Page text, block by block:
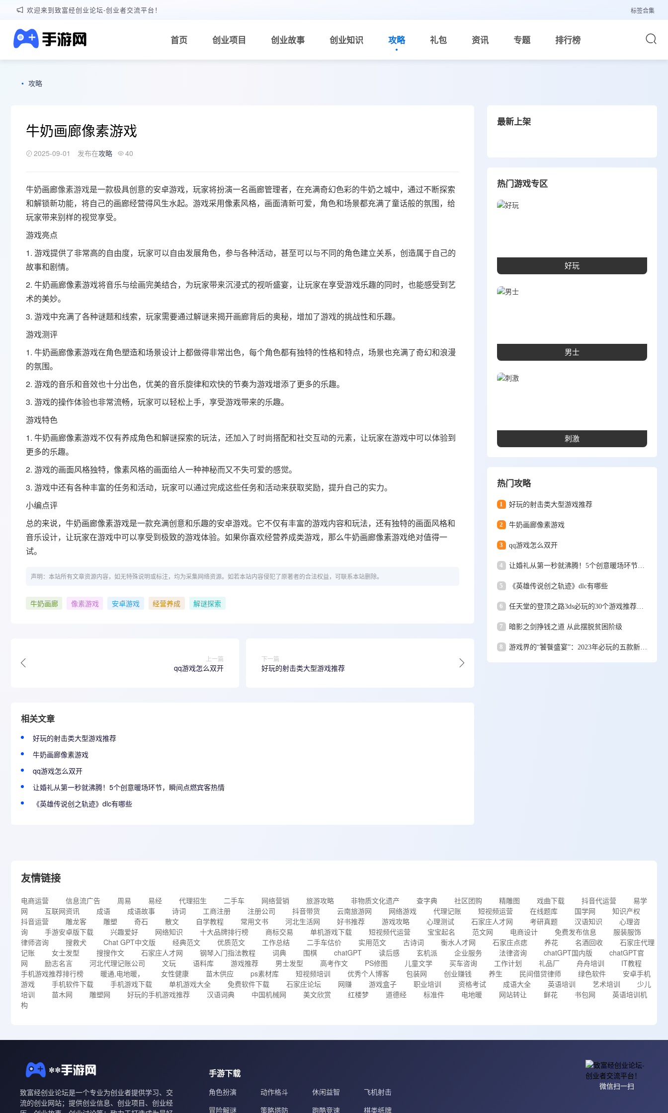
欢迎来到致富经创业论坛-创业者交流平台！ 标签合集
首页 创业项目 创业故事 创业知识 攻略 礼包 资讯 专题 排行榜
• 攻略
牛奶画廊像素游戏
2025-09-01 发布在攻略 40
牛奶画廊像素游戏是一款极具创意的安卓游戏，玩家将扮演一名画廊管理者，在充满奇幻色彩的牛奶之城中，通过不断探索
和解锁新功能，将自己的画廊经营得风生水起。游戏采用像素风格，画面清新可爱，角色和场景都充满了童话般的氛围，给
玩家带来别样的视觉享受。
游戏亮点
1. 游戏提供了非常高的自由度，玩家可以自由发展角色，参与各种活动，甚至可以与不同的角色建立关系，创造属于自己的
故事和剧情。
2. 牛奶画廊像素游戏将音乐与绘画完美结合，为玩家带来沉浸式的视听盛宴，让玩家在享受游戏乐趣的同时，也能感受到艺
术的美妙。
3. 游戏中充满了各种谜题和线索，玩家需要通过解谜来揭开画廊背后的奥秘，增加了游戏的挑战性和乐趣。
游戏测评
1. 牛奶画廊像素游戏在角色塑造和场景设计上都做得非常出色，每个角色都有独特的性格和特点，场景也充满了奇幻和浪漫
的氛围。
2. 游戏的音乐和音效也十分出色，优美的音乐旋律和欢快的节奏为游戏增添了更多的乐趣。
3. 游戏的操作体验也非常流畅，玩家可以轻松上手，享受游戏带来的乐趣。
游戏特色
1. 牛奶画廊像素游戏不仅有养成角色和解谜探索的玩法，还加入了时尚搭配和社交互动的元素，让玩家在游戏中可以体验到
更多的乐趣。
2. 游戏的画面风格独特，像素风格的画面给人一种神秘而又不失可爱的感觉。
3. 游戏中还有各种丰富的任务和活动，玩家可以通过完成这些任务和活动来获取奖励，提升自己的实力。
小编点评
总的来说，牛奶画廊像素游戏是一款充满创意和乐趣的安卓游戏。它不仅有丰富的游戏内容和玩法，还有独特的画面风格和
音乐设计，让玩家在游戏中可以享受到极致的游戏体验。如果你喜欢经营养成类游戏，那么牛奶画廊像素游戏绝对值得一
试。
声明：本站所有文章资源内容，如无特殊说明或标注，均为采集网络资源。如若本站内容侵犯了原著者的合法权益，可联系本站删除。
牛奶画廊 像素游戏 安卓游戏 经营养成 解谜探索
上一篇
qq游戏怎么双开
下一篇
好玩的射击类大型游戏推荐
相关文章
好玩的射击类大型游戏推荐
牛奶画廊像素游戏
qq游戏怎么双开
让婚礼从第一秒就沸腾！5个创意暖场环节，瞬间点燃宾客热情
《英雄传说创之轨迹》dlc有哪些
最新上架
热门游戏专区
好玩
男士
刺激
热门攻略
1 好玩的射击类大型游戏推荐
2 牛奶画廊像素游戏
3 qq游戏怎么双开
4 让婚礼从第一秒就沸腾！5个创意暖场环节，瞬间点燃宾客热情
5 《英雄传说创之轨迹》dlc有哪些
6 任天堂的登顶之路3ds必玩的30个游戏推荐（超过psp的转折点）
7 暗影之剑挣钱之道 从此摆脱贫困阶级
8 游戏界的“饕餮盛宴”：2023年必玩的五款新游大盘点！
友情链接
电商运营 信息流广告 周易 易经 代理招生 二手车 网络营销 旅游攻略 非物质文化遗产 查字典 社区团购 精雕图 戏曲下载 抖音代运营
易学
网
互联网资讯 成语 成语故事 诗词 工商注册 注册公司 抖音带货 云南旅游网 网络游戏 代理记账 短视频运营 在线题库 国学网
知识产权
抖音运营
雕龙客 雕塑 奇石 散文 自学教程 常用文书 河北生活网 好书推荐 游戏攻略 心理测试 石家庄人才网 考研真题 汉语知识
心理咨
询
手游安卓版下载 兴趣爱好 网络知识 十大品牌排行榜 商标交易 单机游戏下载 短视频代运营 宝宝起名 范文网 电商设计 免费发布信息
服装服饰
律师咨询
搜救犬 Chat GPT中文版 经典范文 优质范文 工作总结 二手车估价 实用范文 古诗词 衡水人才网 石家庄点痣 养花 名酒回收
石家庄代理
记账
女士发型 搜搜作文 石家庄人才网 钢琴入门指法教程 词典 围棋 chatGPT 读后感 玄机派 企业服务 法律咨询 chatGPT国内版
chatGPT官
网
励志名言 河北代理记账公司 文玩 语料库 游戏推荐 男士发型 高考作文 PS修图 儿童文学 买车咨询 工作计划 礼品厂 舟舟培训
IT教程
手机游戏推荐排行榜
暖通,电地暖， 女性健康 苗木供应 ps素材库 短视频培训 优秀个人博客 包装网 创业赚钱 养生 民间借贷律师 绿色软件
安卓手机
游戏
手机软件下载 手机游戏下载 单机游戏大全 免费软件下载 石家庄论坛 网赚 游戏盒子 职业培训 资格考试 成语大全 英语培训 艺术培训
少儿
培训
苗木网 雕塑网 好玩的手机游戏推荐 汉语词典 中国机械网 美文欣赏 红楼梦 道德经 标准件 电地暖 网站转让 鲜花 书包网
英语培训机
构
致富经创业论坛是一个专业为创业者提供学习、交
流的创业网站；提供创业信息、创业项目、创业经
手游下载
角色扮演 动作格斗 休闲益智
飞机射击
冒险解谜
策略塔防 跑酷竞速 棋类纸牌
微信扫一扫